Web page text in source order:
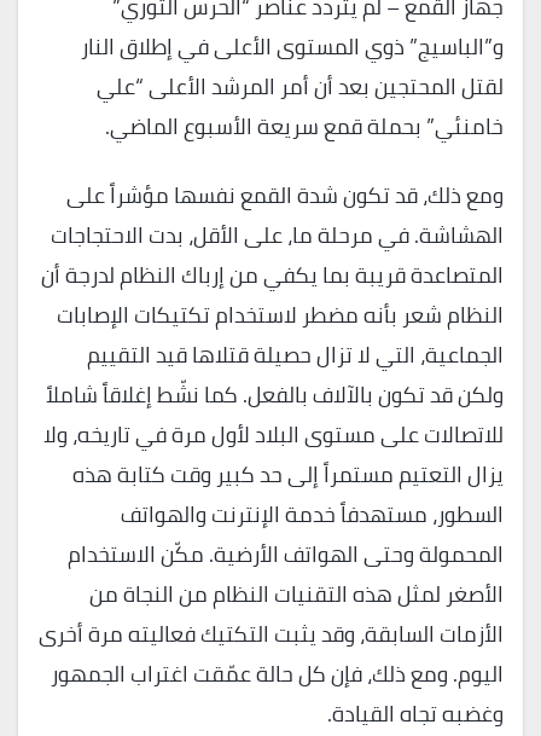
و”الباسيج” ذوي المستوى الأعلى في إطلاق النار
لقتل المحتجين بعد أن أمر المرشد الأعلى “علي
خامنئي” بحملة قمع سريعة الأسبوع الماضي.
ومع ذلك، قد تكون شدة القمع نفسها مؤشراً على
الهشاشة. في مرحلة ما، على الأقل، بدت الاحتجاجات
المتصاعدة قريبة بما يكفي من إرباك النظام لدرجة أن
النظام شعر بأنه مضطر لاستخدام تكتيكات الإصابات
الجماعية، التي لا تزال حصيلة قتلاها قيد التقييم
ولكن قد تكون بالآلاف بالفعل. كما نشّط إغلاقاً شاملاً
للاتصالات على مستوى البلاد لأول مرة في تاريخه، ولا
يزال التعتيم مستمراً إلى حد كبير وقت كتابة هذه
السطور، مستهدفاً خدمة الإنترنت والهواتف
المحمولة وحتى الهواتف الأرضية. مكّن الاستخدام
الأصغر لمثل هذه التقنيات النظام من النجاة من
الأزمات السابقة، وقد يثبت التكتيك فعاليته مرة أخرى
اليوم. ومع ذلك، فإن كل حالة عمّقت اغتراب الجمهور
وغضبه تجاه القيادة.